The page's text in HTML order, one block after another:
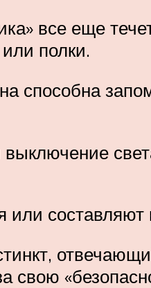
все еще
полки.
способна
свою